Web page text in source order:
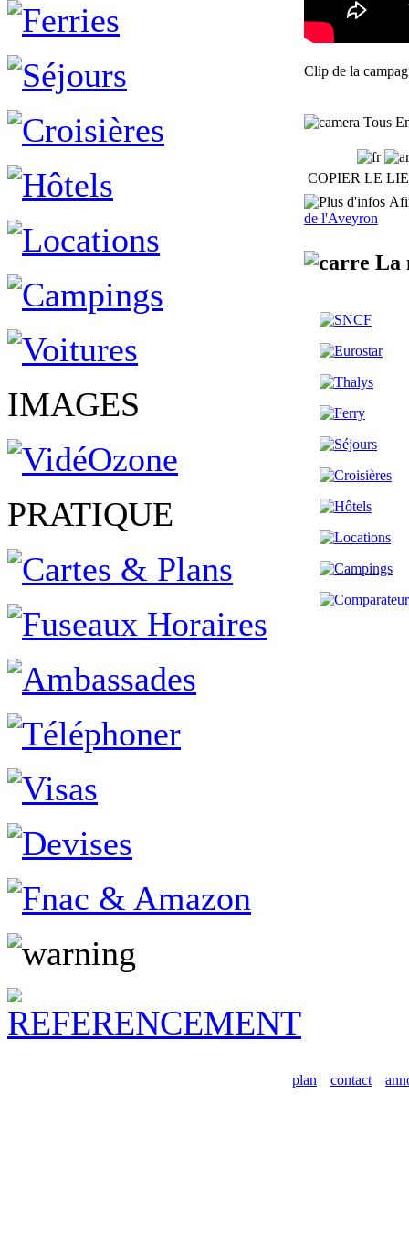
IMAGES
PRATIQUE
Clip de la
Tous
COPIER LE
de l'Aveyron
La
plan contact